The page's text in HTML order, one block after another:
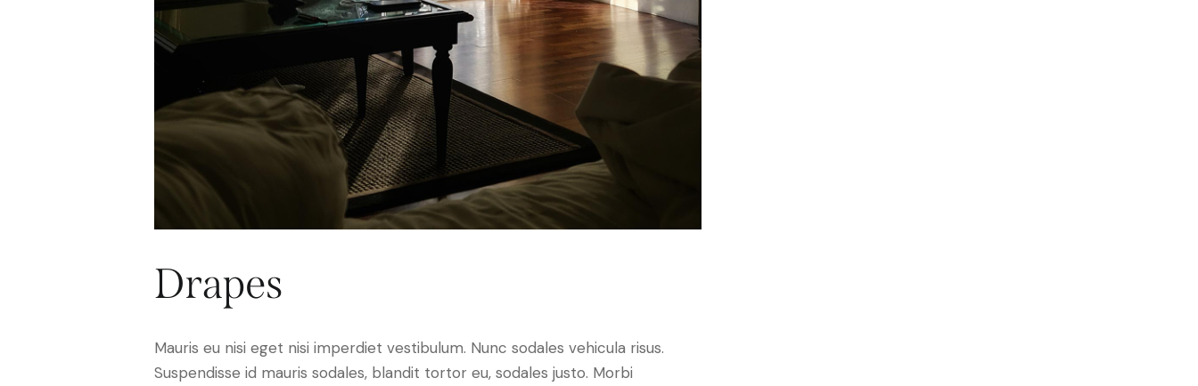
Drapes
Mauris eu nisi eget nisi imperdiet vestibulum. Nunc sodales vehicula risus.
Suspendisse id mauris sodales, blandit tortor eu, sodales justo. Morbi